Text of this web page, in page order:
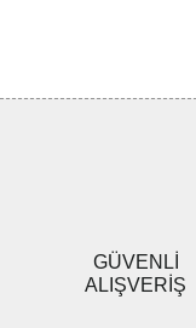
Ürün fiyatı diğer
Bu ürüne benzer
GÜVENLİ
ALIŞVERİŞ